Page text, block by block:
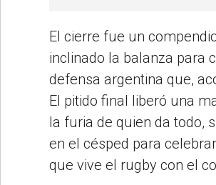
El cierre fue un
inclinado la balanza para
defensa argentina que,
El pitido final liberó una
la furia de quien da todo,
en el césped para
que vive el rugby con el